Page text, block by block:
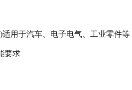
)适用于汽车、电子电气、工业零件等
要求